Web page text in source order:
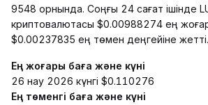
9548 орнында. Соңғы 24 сағат ішінде
криптовалютасы $0.00988274 ең
$0.00237835 ең төмен деңгейіне жетті.
Ең жоғары баға және күні
26 нау 2026 күнгі $0.110276
Ең төменгі баға және күні